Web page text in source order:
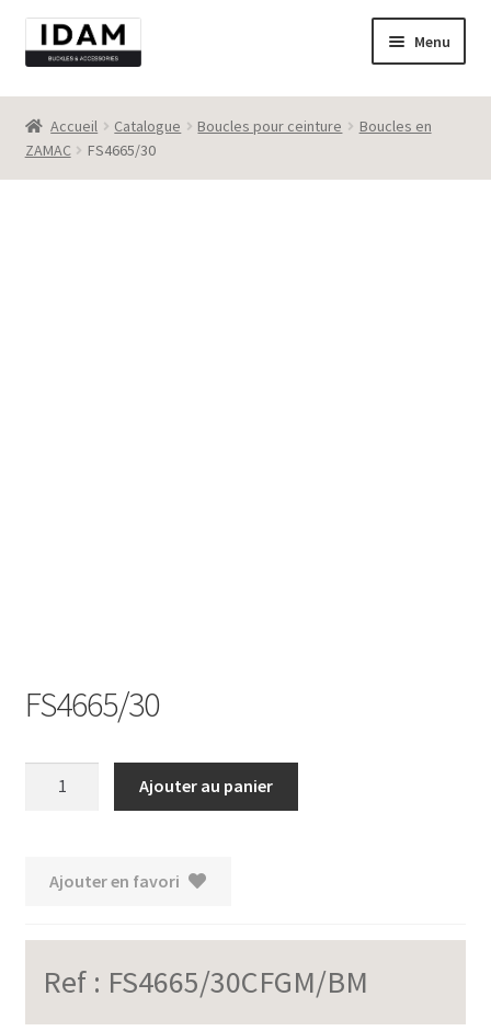
Aller
à
Aller
au
Menu
Catalogue
New
Accueil Catalogue Boucles pour ceinture
Boucles en
ZAMAC
FS4665/30
FS4665/30
Ajouter au panier
Ajouter en favori
Ref : FS4665/30CFGM/BM